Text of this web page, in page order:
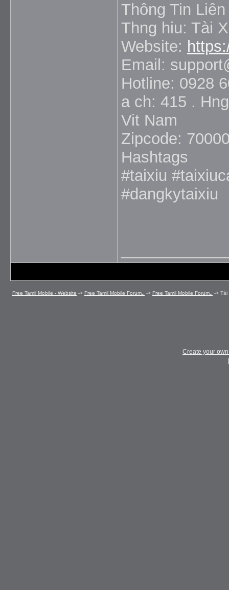
Thông Tin
Thng hiu: Tài
Website:
Email:
Hotline: 0928
a ch: 415 .
Vit Nam
Zipcode:
Hashtags
#taixiu
#dangkytaixiu
Free Tamil Mobile - Website -> Free Tamil Mobile Forum.. -> Free Tamil Mobile Forum.. -> Tài
Create your